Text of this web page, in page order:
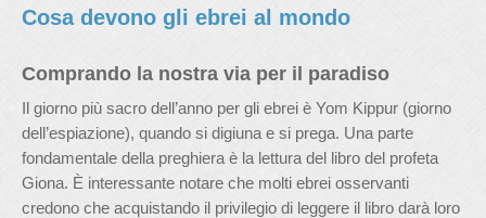
Cosa devono gli ebrei al mondo
Comprando la nostra via per il paradiso
Il giorno più sacro dell’anno per gli ebrei è Yom Kippur (giorno
dell’espiazione), quando si digiuna e si prega. Una parte
fondamentale della preghiera è la lettura del libro del profeta
Giona. È interessante notare che molti ebrei osservanti
credono che acquistando il privilegio di leggere il libro darà loro